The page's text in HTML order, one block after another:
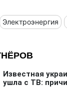
Электроэнергия